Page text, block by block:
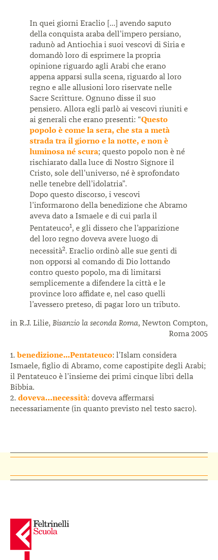
In quei giorni Eraclio […] avendo saputo
della conquista araba dell’impero persiano,
radunò ad Antiochia i suoi vescovi di Siria e
domandò loro di esprimere la propria
opinione riguardo agli Arabi che erano
appena apparsi sulla scena, riguardo al loro
regno e alle allusioni loro riservate nelle
Sacre Scritture. Ognuno disse il suo
pensiero. Allora egli parlò ai vescovi riuniti e
ai generali che erano presenti: “Questo
popolo è come la sera, che sta a metà
strada tra il giorno e la notte, e non è
luminosa né scura; questo popolo non è né
rischiarato dalla luce di Nostro Signore il
Cristo, sole dell’universo, né è sprofondato
nelle tenebre dell’idolatria”.
Dopo questo discorso, i vescovi
l’informarono della benedizione che Abramo
aveva dato a Ismaele e di cui parla il
Pentateuco1, e gli dissero che l’apparizione
del loro regno doveva avere luogo di
necessità2. Eraclio ordinò alle sue genti di
non opporsi al comando di Dio lottando
contro questo popolo, ma di limitarsi
semplicemente a difendere la città e le
province loro affidate e, nel caso quelli
l’avessero preteso, di pagar loro un tributo.
in R.J. Lilie, Bisanzio la seconda Roma, Newton Compton,
Roma 2005
1. benedizione…Pentateuco: l’Islam considera
Ismaele, figlio di Abramo, come capostipite degli Arabi;
il Pentateuco è l’insieme dei primi cinque libri della
Bibbia.
2. doveva...necessità: doveva affermarsi
necessariamente (in quanto previsto nel testo sacro).